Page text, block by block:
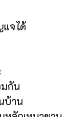
จได้
กัน
บ้าน